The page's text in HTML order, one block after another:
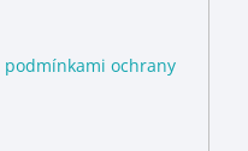
podmínkami ochrany